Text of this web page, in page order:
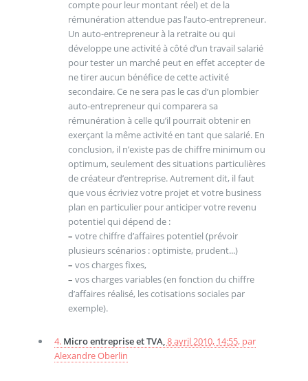
compte pour leur montant réel) et de la
rémunération attendue pas l’auto-entrepreneur.
Un auto-entrepreneur à la retraite ou qui
développe une activité à côté d’un travail salarié
pour tester un marché peut en effet accepter de
ne tirer aucun bénéfice de cette activité
secondaire. Ce ne sera pas le cas d’un plombier
auto-entrepreneur qui comparera sa
rémunération à celle qu’il pourrait obtenir en
exerçant la même activité en tant que salarié. En
conclusion, il n’existe pas de chiffre minimum ou
optimum, seulement des situations particulières
de créateur d’entreprise. Autrement dit, il faut
que vous écriviez votre projet et votre business
plan en particulier pour anticiper votre revenu
potentiel qui dépend de :
– votre chiffre d’affaires potentiel (prévoir
plusieurs scénarios : optimiste, prudent...)
– vos charges fixes,
– vos charges variables (en fonction du chiffre
d’affaires réalisé, les cotisations sociales par
exemple).
4. Micro entreprise et TVA,8 avril 2010, 14:55, par
Alexandre Oberlin